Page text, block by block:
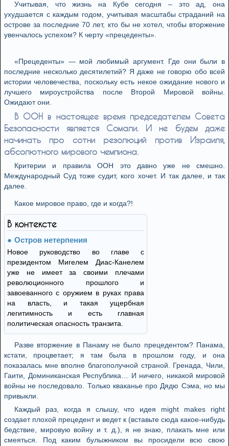
Учитывая, что жизнь на Кубе сегодня – это ад, она
ухудшается с каждым годом, учитывая масштабы страданий на
острове за последние 70 лет, кто бы не хотел, чтобы вторжение
увенчалось успехом? К черту «прецеденты».
«Прецеденты» — мой любимый аргумент. Где они были в
последние несколько десятилетий? Я даже не говорю обо всей
истории человечества, поскольку есть некое ожидание нового и
лучшего мироустройства после Второй Мировой войны.
Ожидают они.
В ООН в настоящее время председателем Совета
Безопасности является Сомали. И не будем даже
начинать про сотни резолюций против Израиля,
абсолютного мирового чемпиона.
Критерии и правила ООН это давно уже не смешно.
Международный Суд тоже судит, кого хочет. И так далее, и так
далее.
Какое мировое право, где и когда?!
В контексте
Остров нетерпения
Новое руководство во главе с
президентом Мигелем Диас-Канелем
уже не имеет за своими плечами
революционного прошлого и
завоеванного с оружием в руках права
на власть, и такая ущербная
легитимность и есть главная
политическая опасность транзита.
Разве вторжение в Панаму не было прецедентом? Панама,
кстати, процветает; я там была в прошлом году, и она
показалась мне вполне благополучной страной. Гренада, Чили,
Гаити, Доминиканская Республика… И ничего, никакой мировой
войны не последовало. Только кваканье про Дядю Сэма, но мы
привыкли.
Каждый раз, когда я слышу, что идея might makes right
создает плохой прецедент и ведет к (вставьте сюда какое-нибудь
бедствие, мировую войну и т. д.), я не знаю, плакать мне или
смеяться. Под каким булыжником вы просидели всю свою